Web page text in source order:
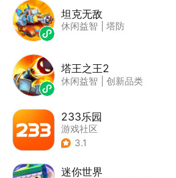
坦克无敌
休闲益智 塔防
塔王之王2
休闲益智 创新品类
233乐园
游戏社区
3.1
迷你世界